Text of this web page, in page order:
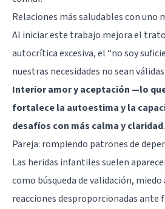
Relaciones más saludables con uno
Al iniciar este trabajo mejora el
autocrítica excesiva, el “no soy
nuestras necesidades no sean válidas.
Interior amor y aceptación —lo
fortalece la autoestima y la
desafíos con más calma y claridad.
Pareja: rompiendo patrones de
Las heridas infantiles suelen
como búsqueda de validación,
reacciones desproporcionadas ante